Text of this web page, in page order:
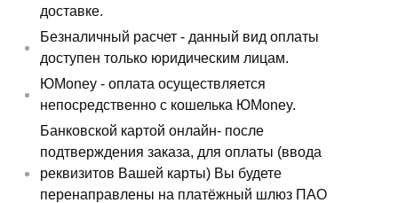
доставке.
Безналичный расчет - данный вид оплаты
доступен только юридическим лицам.
ЮMoney - оплата осуществляется
непосредственно с кошелька ЮMoney.
Банковской картой онлайн- после
подтверждения заказа, для оплаты (ввода
реквизитов Вашей карты) Вы будете
перенаправлены на платёжный шлюз ПАО